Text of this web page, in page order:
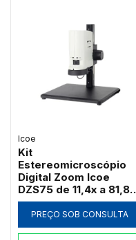
Icoe
Kit
Estereomicroscópio
Digital Zoom Icoe
DZS75 de 11,4x a 81,8x
Câmera 4MP Anel LED
HDMI Wi-Fi (Sem Tela)
PREÇO SOB CONSULTA